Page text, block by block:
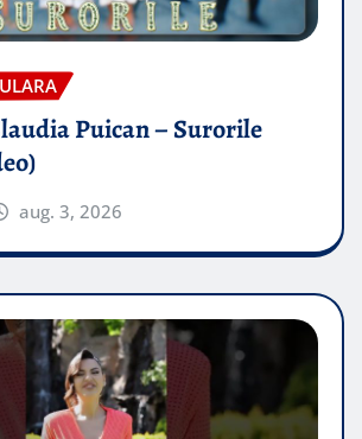
Puican – Surorile
aug. 3, 2026